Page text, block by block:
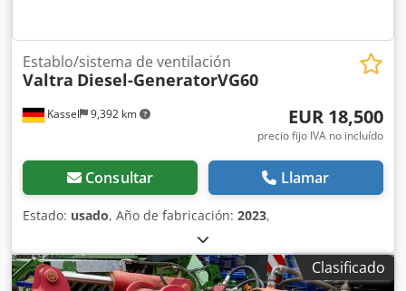
Kassel 9,392 km
Establo/sistema de ventilación
Valtra Diesel-GeneratorVG60
EUR 18,500
precio fijo IVA no incluído
Consultar Llamar
Estado: usado, Año de fabricación: 2023,
Clasificado